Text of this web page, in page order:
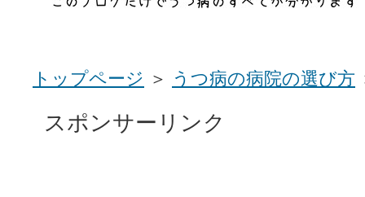
トップページ ＞ うつ病の病院の選び方
スポンサーリンク